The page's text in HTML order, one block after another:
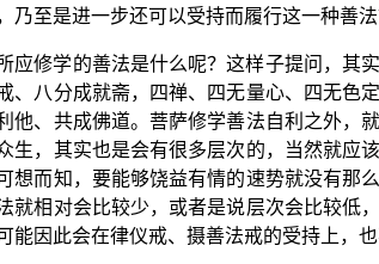
乃至是进一步还可以受持而履行这一种善
应修学的善法是什么呢？这样子提问，其
、八分成就斋，四禅、四无量心、四无色
他、共成佛道。菩萨修学善法自利之外，
生，其实也是会有很多层次的，当然就应
想而知，要能够饶益有情的速势就没有那
就相对会比较少，或者是说层次会比较低
能因此会在律仪戒、摄善法戒的受持上，也